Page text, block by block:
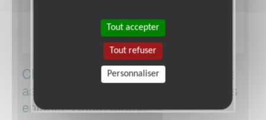
Chargé collectivités territoriales d'une
association de défense des droits des
enfants -Haute Marne
Tout accepter
Tout refuser
Personnaliser